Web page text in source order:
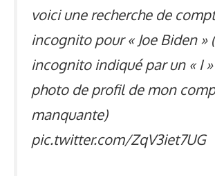
voici une recherche de
incognito pour « Joe Biden »
incognito indiqué par un « I
photo de profil de mon
manquante)
pic.twitter.com/ZqV3iet7UG